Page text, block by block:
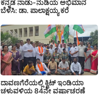
ಕನ್ನಡ ನಾಡು-ನುಡಿಯ ಅಭಿಮಾನ
ಬೆಳೆಸಿ: ಡಾ. ಪಾಲಾಕ್ಷಯ್ಯ ಕರೆ
ದಾವಣಗೆರೆಯಲ್ಲಿ ಕ್ವಿಟ್ ಇಂಡಿಯಾ
ಚಳುವಳಿಯ 84ನೇ ವರ್ಷಾಚರಣೆ